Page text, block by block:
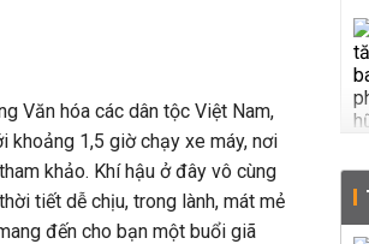
Văn hóa các dân tộc Việt Nam,
khoảng 1,5 giờ chạy xe máy, nơi
khảo. Khí hậu ở đây vô cùng
tiết dễ chịu, trong lành, mát mẻ
đến cho bạn một buổi giã